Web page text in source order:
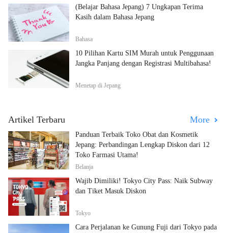
(Belajar Bahasa Jepang) 7 Ungkapan Terima
Kasih dalam Bahasa Jepang
Bahasa
10 Pilihan Kartu SIM Murah untuk Penggunaan
Jangka Panjang dengan Registrasi Multibahasa!
Menetap di Jepang
Artikel Terbaru More
Panduan Terbaik Toko Obat dan Kosmetik
Jepang: Perbandingan Lengkap Diskon dari 12
Toko Farmasi Utama!
Belanja
Wajib Dimiliki! Tokyo City Pass: Naik Subway
dan Tiket Masuk Diskon
Tokyo
Cara Perjalanan ke Gunung Fuji dari Tokyo pada